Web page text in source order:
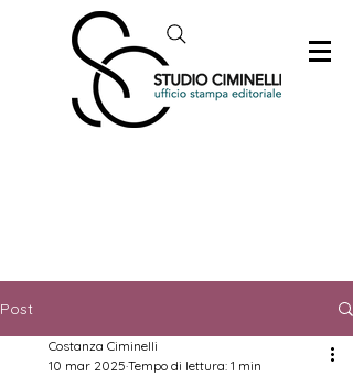
Post
Costanza Ciminelli
10 mar 2025 Tempo di lettura: 1 min